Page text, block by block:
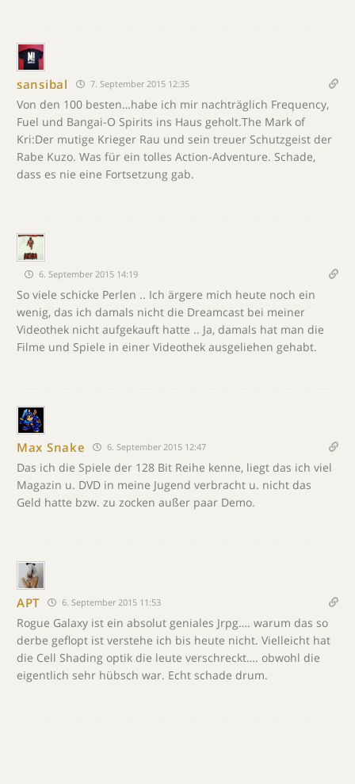
sansibal 7. September 2015 12:35
Von den 100 besten…habe ich mir nachträglich Frequency,
Fuel und Bangai-O Spirits ins Haus geholt.The Mark of
Kri:Der mutige Krieger Rau und sein treuer Schutzgeist der
Rabe Kuzo. Was für ein tolles Action-Adventure. Schade,
dass es nie eine Fortsetzung gab.
6. September 2015 14:19
So viele schicke Perlen .. Ich ärgere mich heute noch ein
wenig, das ich damals nicht die Dreamcast bei meiner
Videothek nicht aufgekauft hatte .. Ja, damals hat man die
Filme und Spiele in einer Videothek ausgeliehen gehabt.
Max Snake 6. September 2015 12:47
Das ich die Spiele der 128 Bit Reihe kenne, liegt das ich viel
Magazin u. DVD in meine Jugend verbracht u. nicht das
Geld hatte bzw. zu zocken außer paar Demo.
APT 6. September 2015 11:53
Rogue Galaxy ist ein absolut geniales Jrpg…. warum das so
derbe geflopt ist verstehe ich bis heute nicht. Vielleicht hat
die Cell Shading optik die leute verschreckt…. obwohl die
eigentlich sehr hübsch war. Echt schade drum.